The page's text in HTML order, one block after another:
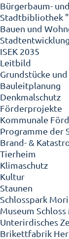
Bürgerbaum-
Stadtbibliothek
Bauen und
Stadtentwicklung
ISEK 2035
Leitbild
Grundstücke
Bauleitplanung
Denkmalschutz
Förderprojekte
Kommunale
Programme der
Brand- &
Tierheim
Klimaschutz
Kultur
Staunen
Schlosspark
Museum
Unterirdisches
Brikettfabrik